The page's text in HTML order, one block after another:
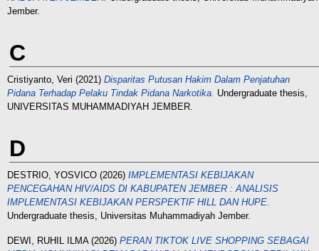
Jember.
C
Cristiyanto, Veri (2021) Disparitas Putusan Hakim Dalam Penjatuhan
Pidana Terhadap Pelaku Tindak Pidana Narkotika. Undergraduate thesis,
UNIVERSITAS MUHAMMADIYAH JEMBER.
D
DESTRIO, YOSVICO (2026) IMPLEMENTASI KEBIJAKAN
PENCEGAHAN HIV/AIDS DI KABUPATEN JEMBER : ANALISIS
IMPLEMENTASI KEBIJAKAN PERSPEKTIF HILL DAN HUPE.
Undergraduate thesis, Universitas Muhammadiyah Jember.
DEWI, RUHIL ILMA(2026) PERAN TIKTOK LIVE SHOPPING SEBAGAI